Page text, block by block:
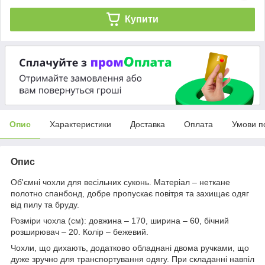
Купити
Опис Характеристики Доставка Оплата Умови
Опис
Об'ємні чохли для весільних суконь. Матеріал – неткане
полотно спанбонд, добре пропускає повітря та захищає одяг
від пилу та бруду.
Розміри чохла (см): довжина – 170, ширина – 60, бічний
розширювач – 20. Колір – бежевий.
Чохли, що дихають, додатково обладнані двома ручками, що
дуже зручно для транспортування одягу. При складанні навпіл